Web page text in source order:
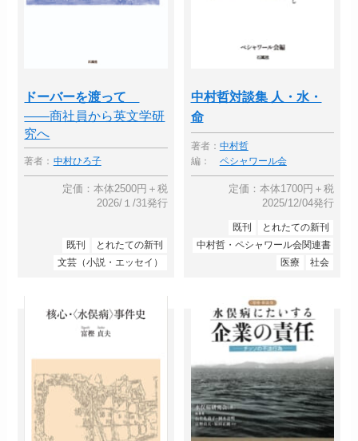
ドーバーを渡って
――商社員から英文学研
究へ
著者： 中村ひろ子
定価：本体2500円＋税
2026/１/31発行
既刊
とれたての新刊
文芸（小説・エッセイ）
中村哲対談集 人・水・
命
著者： 中村哲
編：
ペシャワール会
定価：本体1700円＋税
2025/12/04発行
既刊
とれたての新刊
中村哲・ペシャワール会関連書
医療
社会